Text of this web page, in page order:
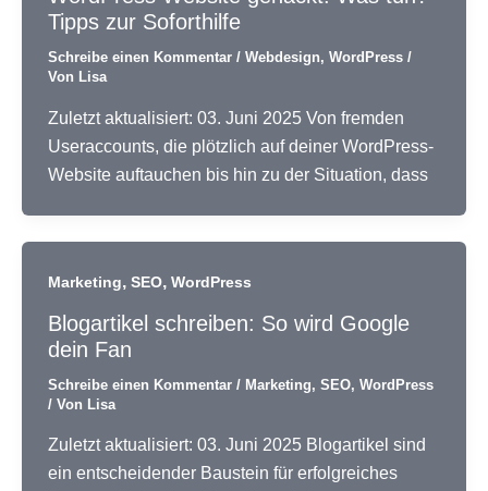
Tipps zur Soforthilfe
Schreibe einen Kommentar / Webdesign, WordPress /
Von Lisa
Zuletzt aktualisiert: 03. Juni 2025 Von fremden
Useraccounts, die plötzlich auf deiner WordPress-
Website auftauchen bis hin zu der Situation, dass
Marketing, SEO, WordPress
Blogartikel schreiben: So wird Google
dein Fan
Schreibe einen Kommentar / Marketing, SEO, WordPress
/ Von Lisa
Zuletzt aktualisiert: 03. Juni 2025 Blogartikel sind
ein entscheidender Baustein für erfolgreiches